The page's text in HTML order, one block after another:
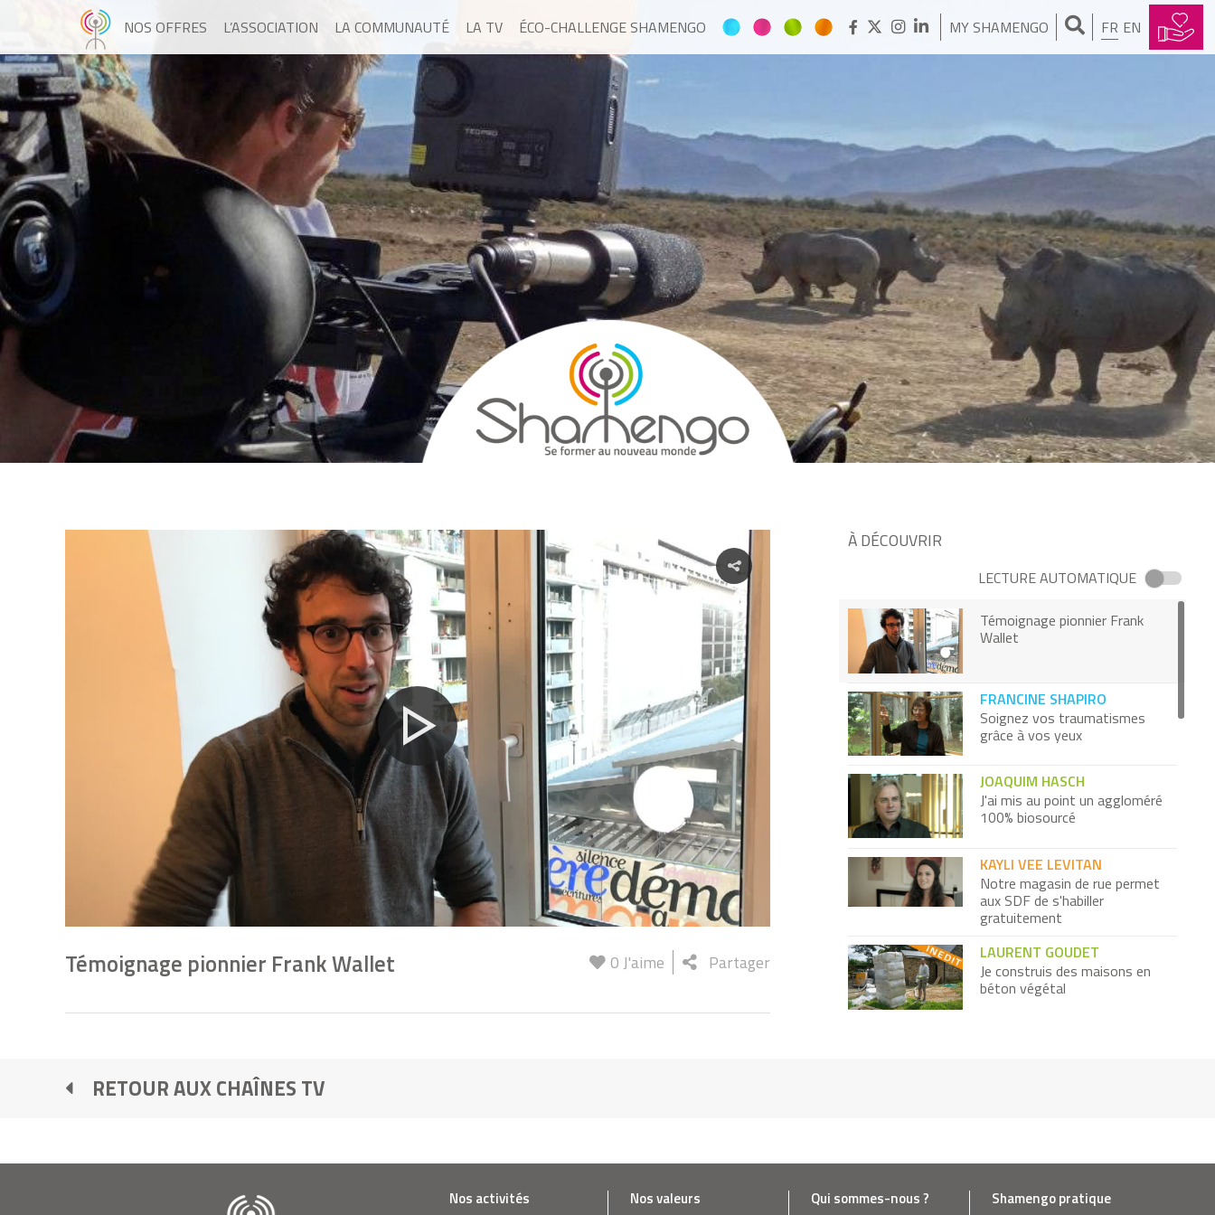
NOS OFFRES L’ASSOCIATION LA COMMUNAUTÉ LA TV ÉCO-CHALLENGE SHAMENGO MY SHAMENGO FR EN
Témoignage pionnier Frank Wallet 0 J'aime Partager
À DÉCOUVRIR
LECTURE AUTOMATIQUE
Témoignage pionnier Frank
Wallet
FRANCINE SHAPIRO
Soignez vos traumatismes
grâce à vos yeux
JOAQUIM HASCH
J'ai mis au point un aggloméré
100% biosourcé
KAYLI VEE LEVITAN
Notre magasin de rue permet
aux SDF de s'habiller
gratuitement
LAURENT GOUDET
Je construis des maisons en
béton végétal
MARY GORDON
RETOUR AUX CHAÎNES TV
Nos activités Nos valeurs Qui sommes-nous ? Shamengo pratique